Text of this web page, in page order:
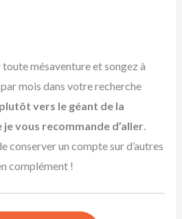
mésaventure et songez à
mois dans votre recherche
plutôt vers le géant de la
vous recommande d’aller
conserver un compte sur d’autres
complément !